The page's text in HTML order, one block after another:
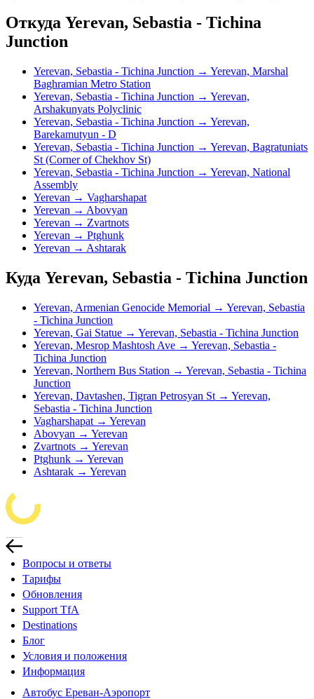
Откуда Yerevan, Sebastia - Tichina
Junction
Yerevan, Sebastia - Tichina Junction → Yerevan, Marshal
Baghramian Metro Station
Yerevan, Sebastia - Tichina Junction → Yerevan,
Arshakunyats Polyclinic
Yerevan, Sebastia - Tichina Junction → Yerevan,
Barekamutyun - D
Yerevan, Sebastia - Tichina Junction → Yerevan, Bagratuniats
St (Corner of Chekhov St)
Yerevan, Sebastia - Tichina Junction → Yerevan, National
Assembly
Yerevan → Vagharshapat
Yerevan → Abovyan
Yerevan → Zvartnots
Yerevan → Ptghunk
Yerevan → Ashtarak
Куда Yerevan, Sebastia - Tichina Junction
Yerevan, Armenian Genocide Memorial → Yerevan, Sebastia
- Tichina Junction
Yerevan, Gai Statue → Yerevan, Sebastia - Tichina Junction
Yerevan, Mesrop Mashtosh Ave → Yerevan, Sebastia -
Tichina Junction
Yerevan, Northern Bus Station → Yerevan, Sebastia - Tichina
Junction
Yerevan, Davtashen, Tigran Petrosyan St → Yerevan,
Sebastia - Tichina Junction
Vagharshapat → Yerevan
Abovyan → Yerevan
Zvartnots → Yerevan
Ptghunk → Yerevan
Ashtarak → Yerevan
Вопросы и ответы
Тарифы
Обновления
Support TfA
Destinations
Блог
Условия и положения
Информация
Автобус Ереван-Аэропорт